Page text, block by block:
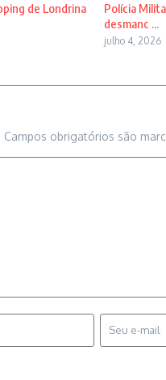
de Londrina
Polícia
desmanc ...
julho 4, 2026
Campos obrigatórios são